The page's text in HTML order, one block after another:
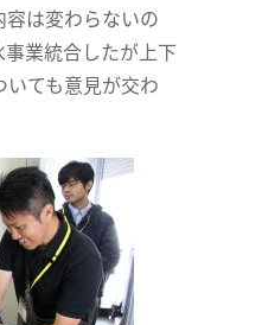
は変わらないの
業統合したが上下
ても意見が交わ